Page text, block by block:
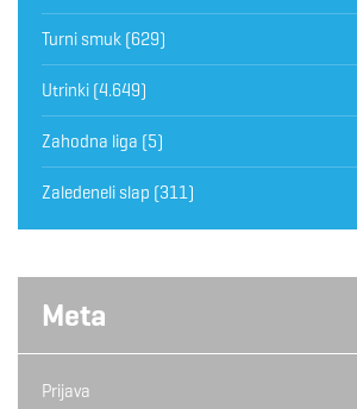
Turni smuk (629)
Utrinki (4.649)
Zahodna liga (5)
Zaledeneli slap (311)
Meta
Prijava